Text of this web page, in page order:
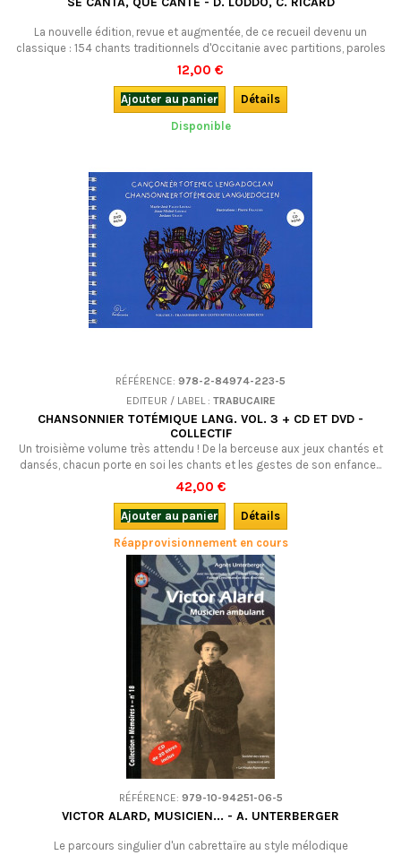
La nouvelle édition, revue et augmentée, de ce recueil devenu un
classique : 154 chants traditionnels d'Occitanie avec partitions, paroles
en occitan avec traduction française.
12,00 €
Ajouter au panier
Détails
Disponible
RÉFÉRENCE: 978-2-84974-223-5
EDITEUR / LABEL : TRABUCAIRE
CHANSONNIER TOTÉMIQUE LANG. VOL. 3 + CD ET DVD -
COLLECTIF
Un troisième volume très attendu ! De la berceuse aux jeux chantés et
dansés, chacun porte en soi les chants et les gestes de son enfance...
Comment transmettre tout cela, qui est à la fois un savoir faire, mais
aussi un savoir être ? Un bel outil pédagogique pour tous ceux qui sont
en contact avec des enfants ou des ados.Bilingue, avec un CD et un
DVD.
42,00 €
Ajouter au panier
Détails
Réapprovisionnement en cours
RÉFÉRENCE: 979-10-94251-06-5
VICTOR ALARD, MUSICIEN... - A. UNTERBERGER
Le parcours singulier d'un cabrettaïre au style mélodique